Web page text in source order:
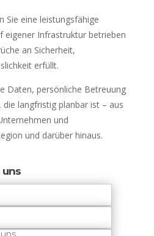
Sie eine leistungsfähige
eigener Infrastruktur betrieben
an Sicherheit,
erfüllt.
Daten, persönliche Betreuung
langfristig planbar ist – aus
und
und darüber hinaus.
uns